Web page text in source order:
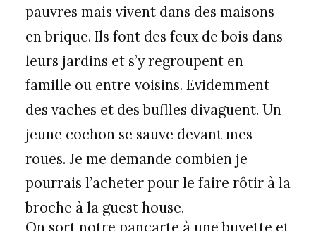
pauvres mais vivent dans des maisons
en brique. Ils font des feux de bois dans
leurs jardins et s’y regroupent en
famille ou entre voisins. Evidemment
des vaches et des buflles divaguent. Un
jeune cochon se sauve devant mes
roues. Je me demande combien je
pourrais l’acheter pour le faire rôtir à la
broche à la guest house.
On sort notre pancarte à une buvette et